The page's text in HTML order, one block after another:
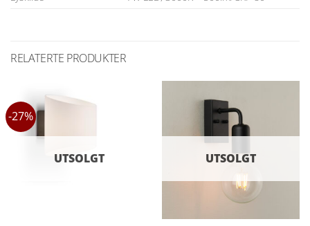
RELATERTE PRODUKTER
-27%
UTSOLGT UTSOLGT